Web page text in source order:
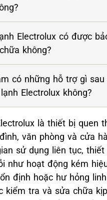
Electrolux có được
không?
có những hỗ trợ gì sau
Electrolux không?
là thiết bị quen
văn phòng và cửa
sử dụng liên tục,
như hoạt động kém
định hoặc hư hỏng
kiểm tra và sửa chữa